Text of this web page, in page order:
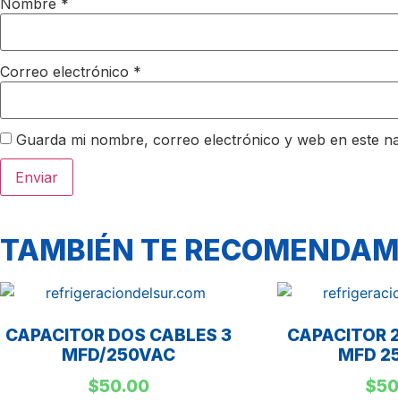
Nombre *
Correo electrónico *
Guarda mi nombre, correo electrónico y web en este
TAMBIÉN TE
CAPACITOR DOS CABLES 3
MFD/250VAC
$50.00
CAPACITOR
MFD
$